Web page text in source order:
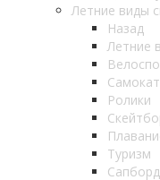
Летние виды
Назад
Летние
Ролики
Туризм